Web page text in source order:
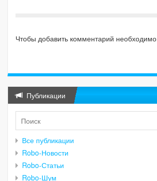
Чтобы добавить комментарий необходимо
Публикации
Все публикации
Robo-Новости
Robo-Статьи
Robo-Шум